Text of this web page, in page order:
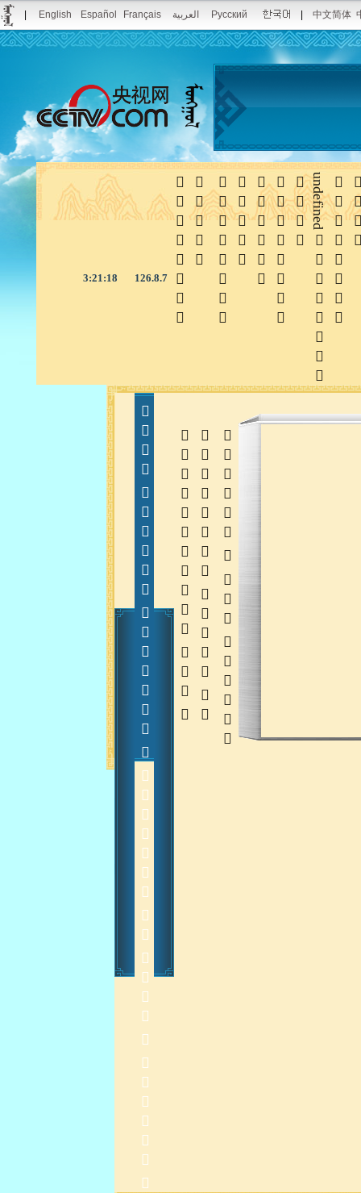
English Español Français العربية Русский 中文简体
3:21:19 126.8.7

 
undefined





              
    